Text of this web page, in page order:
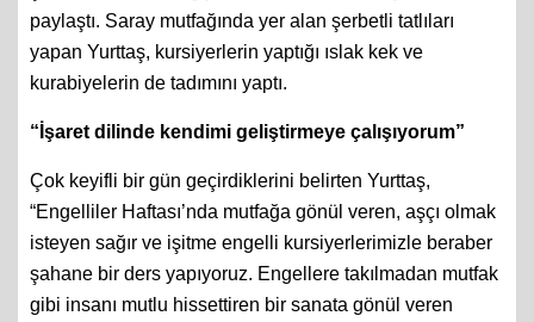
çevirmenleri aracılığıyla özel tariflerini kursiyerlerle
paylaştı. Saray mutfağında yer alan şerbetli tatlıları
yapan Yurttaş, kursiyerlerin yaptığı ıslak kek ve
Çok keyifli bir gün geçirdiklerini belirten Yurttaş,
“Engelliler Haftası’nda mutfağa gönül veren, aşçı olmak
isteyen sağır ve işitme engelli kursiyerlerimizle beraber
şahane bir ders yapıyoruz. Engellere takılmadan mutfak